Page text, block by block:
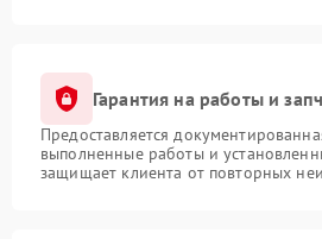
Гарантия на работы и
Предоставляется
выполненные работы и
защищает клиента от повторных